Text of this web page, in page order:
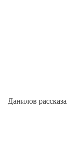
Данилов